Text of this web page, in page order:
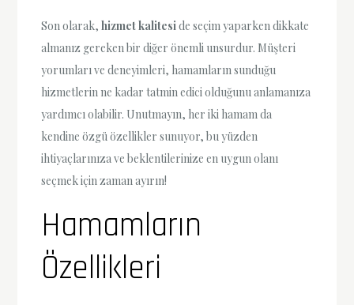
Son olarak,hizmet kaliteside seçim yaparken dikkate
almanız gereken bir diğer önemli unsurdur. Müşteri
yorumları ve deneyimleri, hamamların sunduğu
hizmetlerin ne kadar tatmin edici olduğunu anlamanıza
yardımcı olabilir. Unutmayın, her iki hamam da
kendine özgü özellikler sunuyor, bu yüzden
ihtiyaçlarınıza ve beklentilerinize en uygun olanı
seçmek için zaman ayırın!
Hamamların
Özellikleri